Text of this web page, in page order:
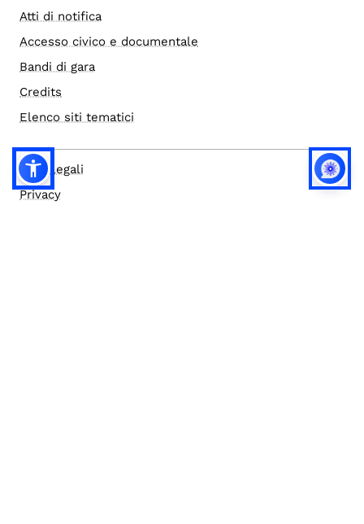
Atti di notifica
Accesso civico e documentale
Bandi di gara
Credits
Elenco siti tematici
Note legali
Privacy